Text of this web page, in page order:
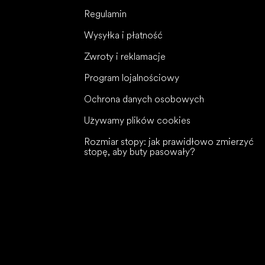
Regulamin
Wysyłka i płatność
Zwroty i reklamacje
Program lojalnościowy
Ochrona danych osobowych
Używamy plików cookies
Rozmiar stopy: jak prawidłowo zmierzyć
stopę, aby buty pasowały?